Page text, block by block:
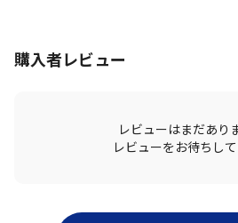
購入者レビュー
レビューはまだあり
レビューをお待ちして